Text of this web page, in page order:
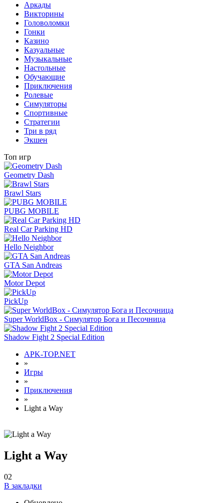
Аркады
Викторины
Головоломки
Гонки
Казино
Казуальные
Музыкальные
Настольные
Обучающие
Приключения
Ролевые
Симуляторы
Спортивные
Стратегии
Три в ряд
Экшен
Топ игр
Geometry Dash
Brawl Stars
PUBG MOBILE
Real Car Parking HD
Hello Neighbor
GTA San Andreas
Motor Depot
PickUp
Super WorldBox - Симулятор Бога и Песочница
Shadow Fight 2 Special Edition
APK-TOP.NET
»
Игры
»
Приключения
»
Light a Way
Light a Way
02
В закладки